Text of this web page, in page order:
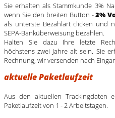
Sie erhalten als Stammkunde 3%
wenn Sie den breiten Button -3%
als unterste Bezahlart clicken und
SEPA-Banküberweisung bezahlen.
Halten Sie dazu Ihre letzte
höchstens zwei Jahre alt sein. Sie
Rechnung, wir versenden nach
aktuelle Paketlaufzeit
Aus den aktuellen Trackingdaten
Paketlaufzeit von 1 - 2 Arbeitstagen.